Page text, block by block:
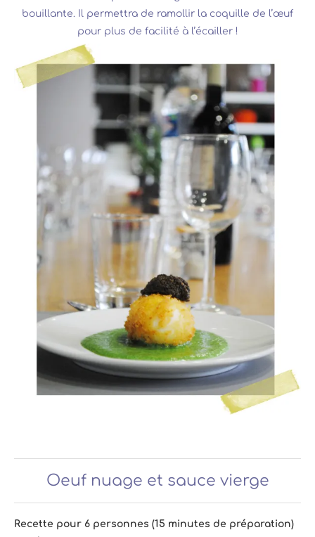
bouillante. Il permettra de ramollir la coquille de l’œuf
pour plus de facilité à l’écailler !
Oeuf nuage et sauce vierge
Recette pour 6 personnes (15 minutes de préparation)